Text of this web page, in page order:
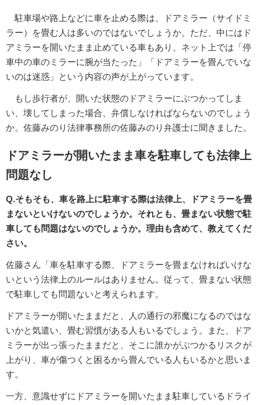
駐車場や路上などに車を止める際は、ドアミラー（サイドミ
ラー）を畳む人は多いのではないでしょうか。ただ、中にはド
アミラーを開いたまま止めている車もあり、ネット上では「停
車中の車のミラーに腕が当たった」「ドアミラーを畳んでいな
いのは迷惑」という内容の声が上がっています。
もし歩行者が、開いた状態のドアミラーにぶつかってしま
い、壊してしまった場合、弁償しなければならないのでしょう
か。佐藤みのり法律事務所の佐藤みのり弁護士に聞きました。
ドアミラーが開いたまま車を駐車しても法律上
問題なし
Q.そもそも、車を路上に駐車する際は法律上、ドアミラーを畳
まないといけないのでしょうか。それとも、畳まない状態で駐
車しても問題はないのでしょうか。理由も含めて、教えてくだ
さい。
佐藤さん「車を駐車する際、ドアミラーを畳まなければいけな
いという法律上のルールはありません。従って、畳まない状態
で駐車しても問題ないと考えられます。
ドアミラーが開いたままだと、人の通行の邪魔になるのではな
いかと気遣い、畳む習慣がある人もいるでしょう。また、ドア
ミラーが出っ張ったままだと、そこに誰かがぶつかるリスクが
上がり、車が傷つくと困るから畳んでいる人もいるかと思いま
す。
一方、意識せずにドアミラーを開いたまま駐車しているドライ